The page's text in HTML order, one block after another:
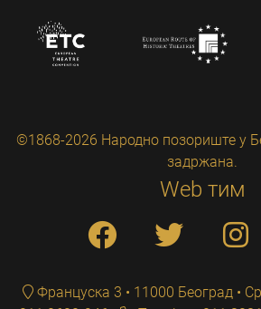
©1868-2026 Народно позориште у
задржана.
Web тим
Француска 3 • 11000 Београд •